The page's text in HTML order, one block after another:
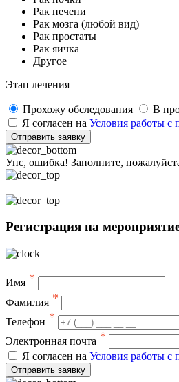
Рак печени
Рак мозга (любой вид)
Рак простаты
Рак яичка
Другое
Этап лечения
Прохожу обследования В
Я согласен на Условия работы
Отправить заявку
Упс, ошибка! Заполните,
Регистрация на
Имя *
Фамилия *
Телефон *
Электронная почта *
Я согласен на Условия работы
Отправить заявку